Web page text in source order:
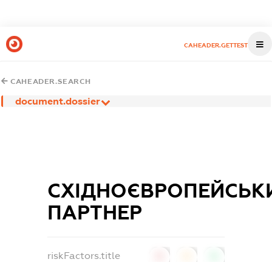
CAHEADER.GETTEST
CAHEADER.SEARCH
document.dossier
ПАРТНЕР
riskFactors.title